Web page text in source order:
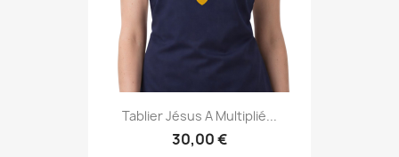
Tablier Jésus A Multiplié...
30,00 €